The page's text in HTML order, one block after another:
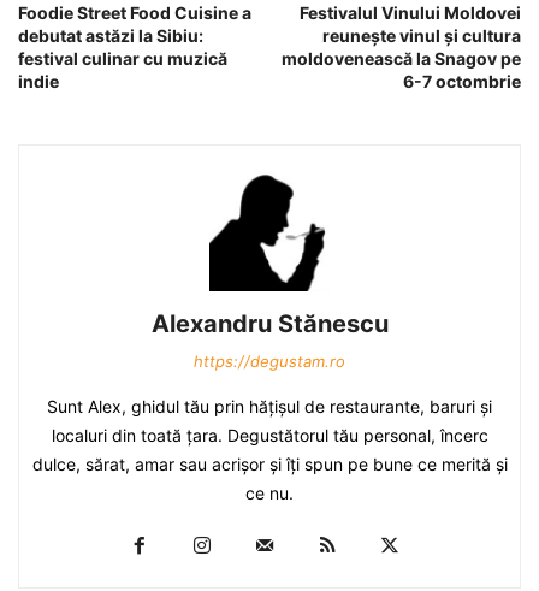
Foodie Street Food Cuisine a
debutat astăzi la Sibiu:
festival culinar cu muzică
indie
Festivalul Vinului Moldovei
reuneşte vinul şi cultura
moldovenească la Snagov pe
6-7 octombrie
Alexandru Stănescu
https://degustam.ro
Sunt Alex, ghidul tău prin hăţişul de restaurante, baruri şi
localuri din toată ţara. Degustătorul tău personal, încerc
dulce, sărat, amar sau acrişor şi îţi spun pe bune ce merită şi
ce nu.